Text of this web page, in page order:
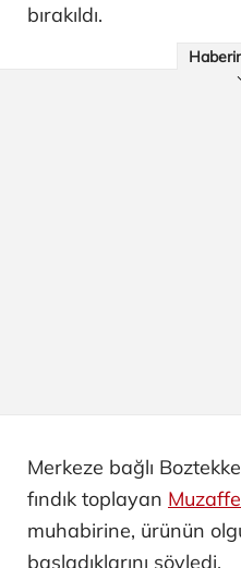
bırakıldı.
Merkeze bağlı
fındık toplayan
muhabirine, ürünün
başladıklarını söyledi.